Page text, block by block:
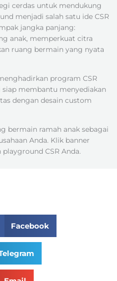
cerdas untuk mendukung
menjadi salah satu ide CSR
jangka panjang:
anak, memperkuat citra
ruang bermain yang nyata
program CSR
membantu menyediakan
dengan desain custom
bermain ramah anak sebagai
Anda. Klik banner
CSR Anda.
Facebook